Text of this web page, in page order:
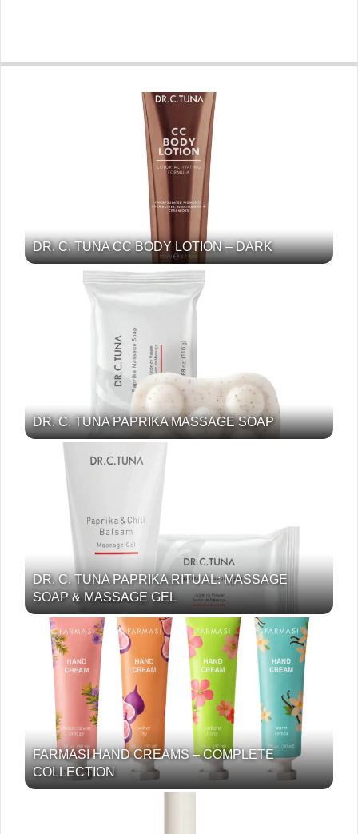
DR. C. TUNA CC BODY LOTION – DARK
DR. C. TUNA PAPRIKA MASSAGE SOAP
DR. C. TUNA PAPRIKA RITUAL: MASSAGE
SOAP & MASSAGE GEL
FARMASI HAND CREAMS – COMPLETE
COLLECTION